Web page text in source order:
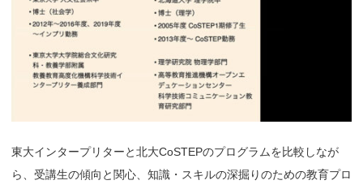
東大インタープリターと北大CoSTEPのプログラムを比較しなが
ら、受講生の傾向と関心、知識・スキルの深掘りのための教育プロ